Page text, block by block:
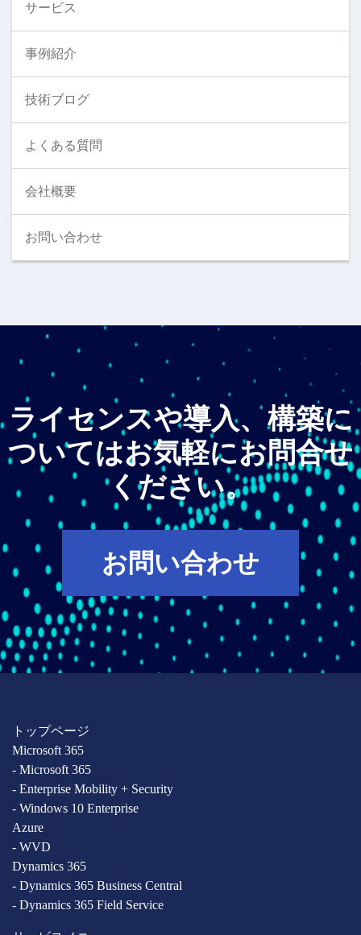
サービス
事例紹介
技術ブログ
よくある質問
会社概要
お問い合わせ
ライセンスや導入、構築に
ついてはお気軽にお問合せ
ください。
お問い合わせ
トップページ
Microsoft 365
- Microsoft 365
- Enterprise Mobility + Security
- Windows 10 Enterprise
Azure
- WVD
Dynamics 365
- Dynamics 365 Business Central
- Dynamics 365 Field Service